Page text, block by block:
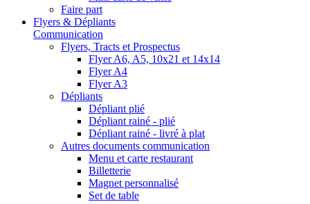
Faire part
Flyers & Dépliants
Communication
Flyers, Tracts et Prospectus
Flyer A6, A5, 10x21 et 14x14
Flyer A4
Flyer A3
Dépliants
Dépliant plié
Dépliant rainé - plié
Dépliant rainé - livré à plat
Autres documents communication
Menu et carte restaurant
Billetterie
Magnet personnalisé
Set de table